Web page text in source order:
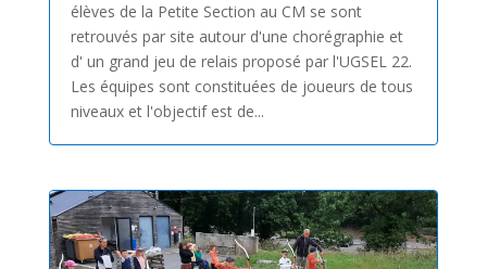
élèves de la Petite Section au CM se sont
retrouvés par site autour d'une chorégraphie et
d' un grand jeu de relais proposé par l'UGSEL 22.
Les équipes sont constituées de joueurs de tous
niveaux et l'objectif est de...